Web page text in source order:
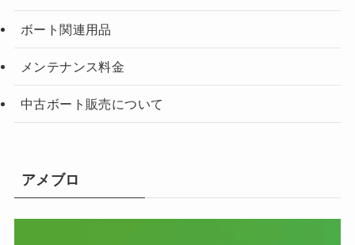
ボート関連用品
メンテナンス料金
中古ボート販売について
アメブロ